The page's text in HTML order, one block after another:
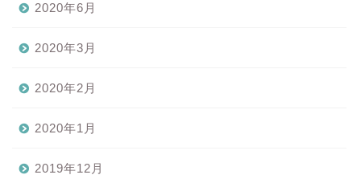
2020年6月
2020年3月
2020年2月
2020年1月
2019年12月